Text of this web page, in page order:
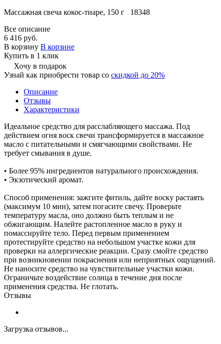
Массажная свеча кокос-тиаре, 150 г 18348
Все описание
6 416 руб.
В корзину В корзине
Купить в 1 клик
Хочу в подарок
Узнай как приобрести товар со скидкой до 20%
Описание
Отзывы
Характеристики
Идеальное средство для расслабляющего массажа. Под
действием огня воск свечи трансформируется в массажное
масло с питательными и смягчающими свойствами. Не
требует смывания в душе.
• Более 95% ингредиентов натурального происхождения.
• Экзотический аромат.
Способ применения: зажгите фитиль, дайте воску растаять
(максимум 10 мин), затем погасите свечу. Проверьте
температуру масла, оно должно быть теплым и не
обжигающим. Налейте растопленное масло в руку и
помассируйте тело. Перед первым применением
протестируйте средство на небольшом участке кожи для
проверки на аллергические реакции. Сразу смойте средство
при возникновении покраснения или неприятных ощущений.
Не наносите средство на чувствительные участки кожи.
Ограничьте воздействие солнца в течение дня после
применения средства. Не глотать.
Отзывы
Загрузка отзывов...